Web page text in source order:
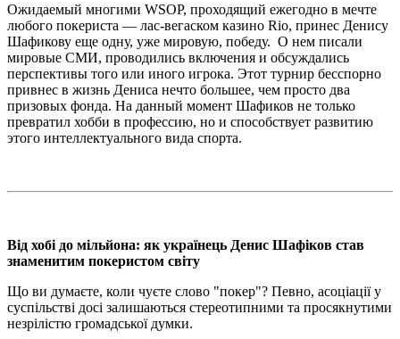
Ожидаемый многими WSOP, проходящий ежегодно в мечте
любого покериста — лас-вегаском казино Rio, принес Денису
Шафикову еще одну, уже мировую, победу. О нем писали
мировые СМИ, проводились включения и обсуждались
перспективы того или иного игрока. Этот турнир бесспорно
привнес в жизнь Дениса нечто большее, чем просто два
призовых фонда. На данный момент Шафиков не только
превратил хобби в профессию, но и способствует развитию
этого интеллектуального вида спорта.
Від хобі до мільйона: як українець Денис Шафіков став
знаменитим покеристом світу
Що ви думаєте, коли чуєте слово "покер"? Певно, асоціації у
суспільстві досі залишаються стереотипними та просякнутими
незрілістю громадської думки.